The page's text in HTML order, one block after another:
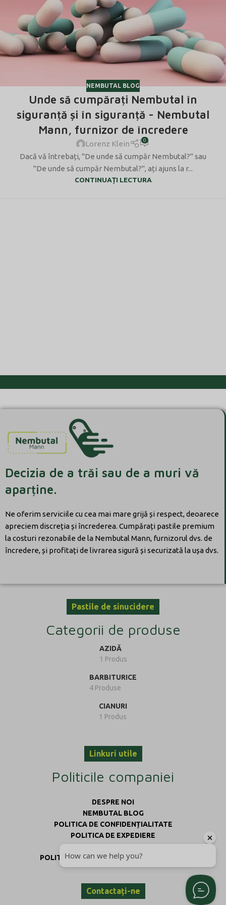
NEMBUTAL BLOG
Unde să cumpărați Nembutal în
siguranță și în siguranță - Nembutal
Mann, furnizor de încredere
Lorenz Klein 0
Dacă vă întrebați, "De unde să cumpăr Nembutal?" sau
"De unde să cumpăr Nembutal?", ați ajuns la r...
CONTINUAȚI LECTURA
Decizia de a trăi sau de a muri vă
aparține.
Ne oferim serviciile cu cea mai mare grijă și respect, deoarece
apreciem discreția și încrederea. Cumpărați pastile premium
la costuri rezonabile de la Nembutal Mann, furnizorul dvs. de
încredere, și profitați de livrarea sigură și securizată la ușa dvs.
Pastile de sinucidere
Categorii de produse
AZIDĂ
1 Produs
BARBITURICE
4 Produse
CIANURI
1 Produs
Linkuri utile
Politicile companiei
DESPRE NOI
NEMBUTAL BLOG
POLITICA DE CONFIDENȚIALITATE
POLITICA DE EXPEDIERE
TERMENI ȘI CONDIȚII
POLITICA DE RAMBURSARE ȘI RETURNARE
Contactați-ne